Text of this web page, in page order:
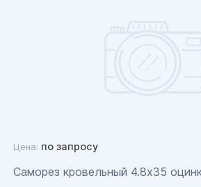
Цена: по запросу
Саморез кровельный 4.8x35 оцинк.